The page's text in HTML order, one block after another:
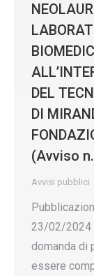
DEL
DI
(Avviso
Avvisi pubblici
23/02/2024
domanda di
essere